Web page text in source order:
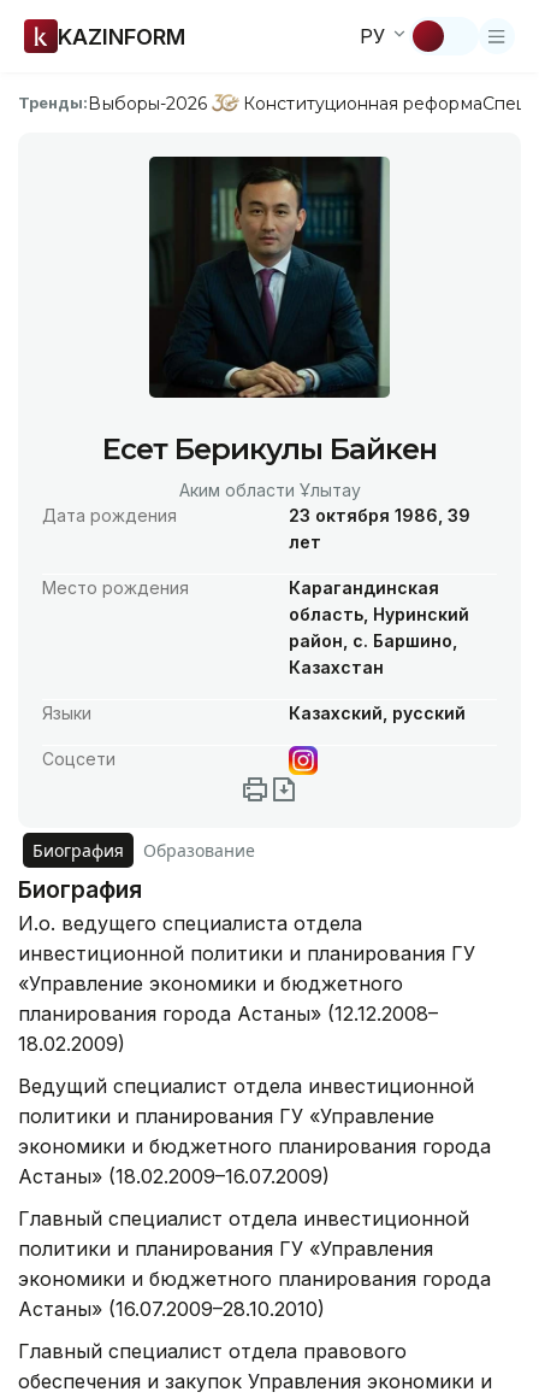
KAZINFORM РУ
Тренды:Выборы-2026 Конституционная реформа
Есет Берикулы Байкен
Аким области Ұлытау
Дата рождения
23 октября 1986, 39
лет
Место рождения
Карагандинская
область, Нуринский
район, с. Баршино,
Казахстан
Языки Казахский, русский
Соцсети
Биография Образование
Биография
И.о. ведущего специалиста отдела
инвестиционной политики и планирования ГУ
«Управление экономики и бюджетного
планирования города Астаны» (12.12.2008–
18.02.2009)
Ведущий специалист отдела инвестиционной
политики и планирования ГУ «Управление
экономики и бюджетного планирования города
Астаны» (18.02.2009–16.07.2009)
Главный специалист отдела инвестиционной
политики и планирования ГУ «Управления
экономики и бюджетного планирования города
Астаны» (16.07.2009–28.10.2010)
Главный специалист отдела правового
обеспечения и закупок Управления экономики и